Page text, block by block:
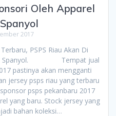
Oleh Apparel
2017
PSPS Riau Akan Di
Spanyol. Tempat jual
pastinya akan mengganti
jersey psps riau yang terbaru
psps pekanbaru 2017
yang baru. Stock jersey yang
bahan koleksi…